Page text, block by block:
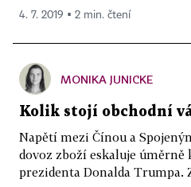
4. 7. 2019 ▪ 2 min. čtení
MONIKA JUNICKE
Kolik stojí obchodní
Napětí mezi Čínou a
dovoz zboží eskaluje úměrně
prezidenta Donalda Trumpa.